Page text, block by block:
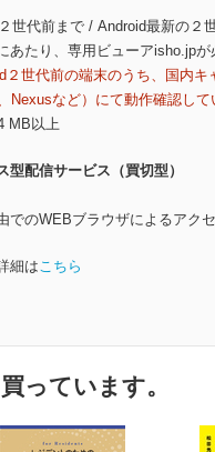
世代前まで / Android最新の２
あたり、専用ビューアisho.jpが
世代前の端末のうち、国内キ
Nexusなど）にて動作確認して
MB以上
型配信サービス（買切型）
でのWEBブラウザによるアク
細はこちら
っています。